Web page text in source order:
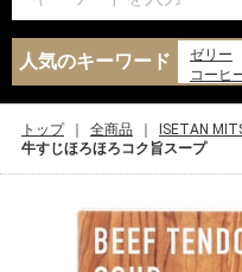
人気のキーワード ゼリー
コーヒ
トップ 全商品 ISETAN
牛すじほろほろコク旨スープ